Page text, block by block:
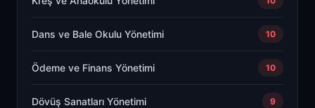
Dans ve Bale Okulu Yönetimi 10
Ödeme ve Finans Yönetimi 10
Dövüş Sanatları Yönetimi 9